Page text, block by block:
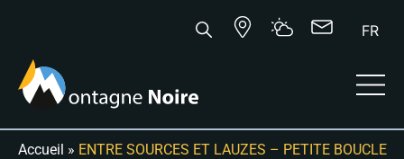
FR
Accueil » ENTRE SOURCES ET LAUZES – PETITE BOUCLE